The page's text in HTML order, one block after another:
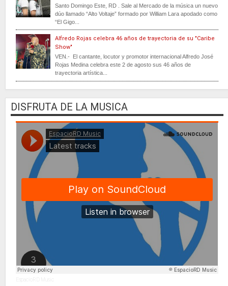
Santo Domingo Este, RD . Sale al Mercado de la música un nuevo
dúo llamado “Alto Voltaje” formado por William Lara apodado como
“El Gigo...
Alfredo Rojas celebra 46 años de trayectoria de su "Caribe
Show"
VEN.- El cantante, locutor y promotor internacional Alfredo José
Rojas Medina celebra este 2 de agosto sus 46 años de
trayectoria artística...
DISFRUTA DE LA MUSICA
EspacioRD Music